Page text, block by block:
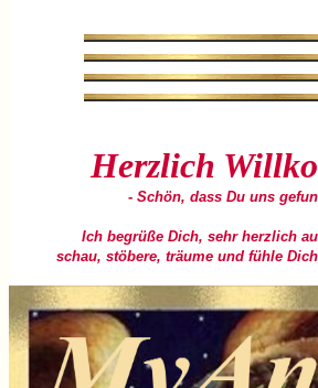
Herzlich W
- Schön, dass Du uns
Ich begrüße Dich, sehr herzlich
schau, stöbere, träume und fühle